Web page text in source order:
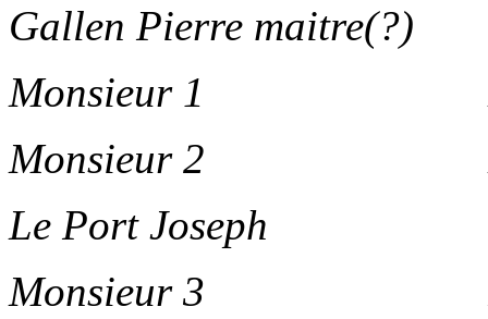
Gallen Pierre maitre(?)
Monsieur 1
Monsieur 2
Le Port Joseph Ei
Monsieur 3